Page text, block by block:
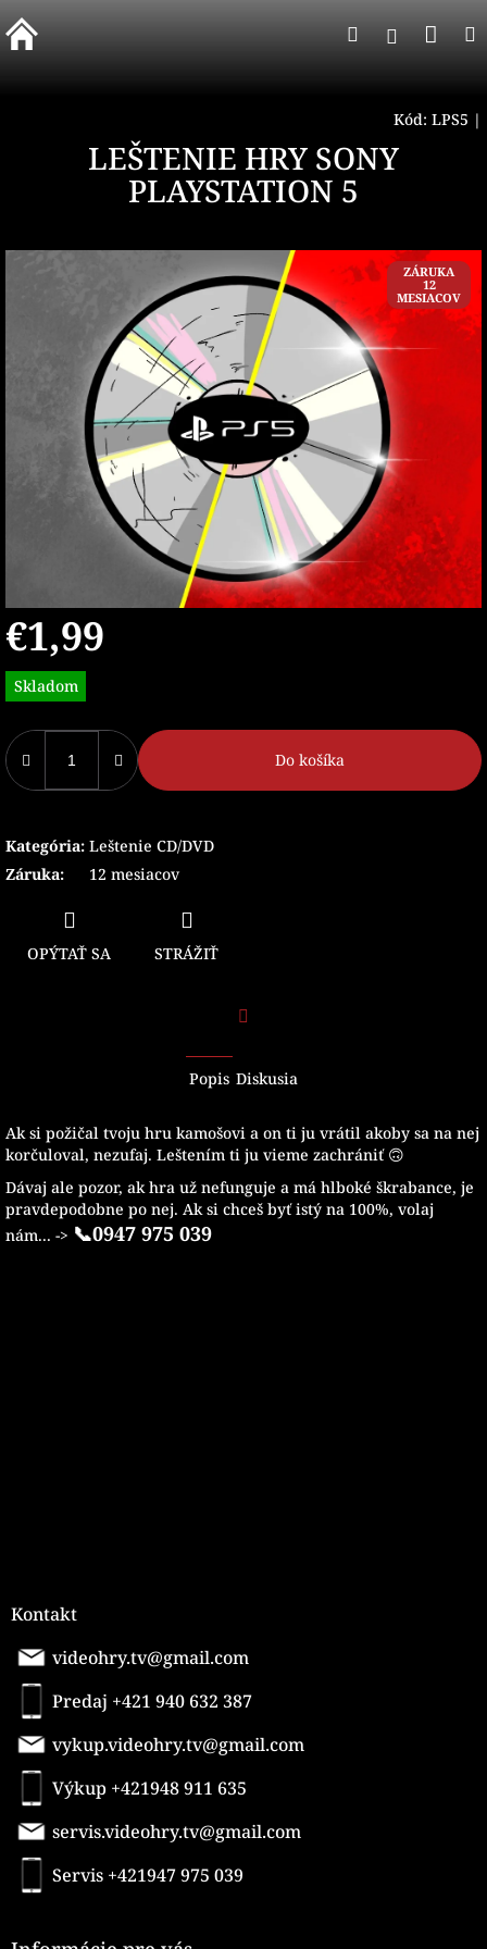
na
obsah
Hľadať
Kód: LPS5 |
LEŠTENIE HRY SONY
PLAYSTATION 5
ZÁRUKA
12
MESIACOV
€1,99
Jednotková
cena:
Skladom
Do košíka
Kategória: Leštenie CD/DVD
Záruka: 12 mesiacov
OPÝTAŤ SA STRÁŽIŤ
Popis Diskusia
Ak si požičal tvoju hru kamošovi a on ti ju vrátil akoby sa na nej
korčuloval, nezufaj. Leštením ti ju vieme zachrániť 🙃
Dávaj ale pozor, ak hra už nefunguje a má hlboké škrabance, je
pravdepodobne po nej. Ak si chceš byť istý na 100%, volaj
nám... -> 📞0947 975 039
Kontakt
videohry.tv@gmail.com
Predaj +421 940 632 387
vykup.videohry.tv@gmail.com
Výkup +421948 911 635
servis.videohry.tv@gmail.com
Servis +421947 975 039